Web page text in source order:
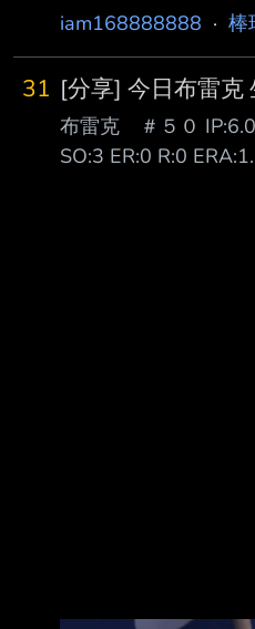
隊新洋投瑪帝斯帶著
棒打者的擊球能力好
他就好。」 瑪帝斯（
莊棒球場，備戰明天
訪時 表示，很期待能
iam168888888 · 棒
31 [分享] 今日布雷克
布雷克 ＃５０
SO:3 ER:0 R:0